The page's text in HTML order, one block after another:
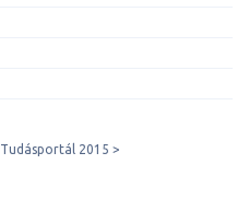
Tudásportál 2015